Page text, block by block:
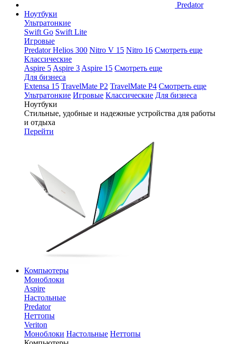
Predator
Ноутбуки
Ультратонкие
Swift Go Swift Lite
Игровые
Predator Helios 300 Nitro V 15 Nitro 16 Смотреть еще
Классические
Aspire 5 Aspire 3 Aspire 15 Смотреть еще
Для бизнеса
Extensa 15 TravelMate P2 TravelMate P4 Смотреть еще
Ультратонкие Игровые Классические Для бизнеса
Ноутбуки
Стильные, удобные и надежные устройства для работы
и отдыха
Перейти
Компьютеры
Моноблоки
Aspire
Настольные
Predator
Неттопы
Veriton
Моноблоки Настольные Неттопы